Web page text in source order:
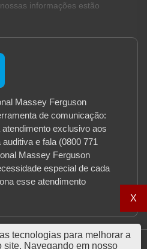
informações estão
Massey Ferguson
de comunicação:
exclusivo aos
e fala (0800 771
Massey Ferguson
especial de cada
esse atendimento
tecnologias para melhorar a
Navegando em nosso
X